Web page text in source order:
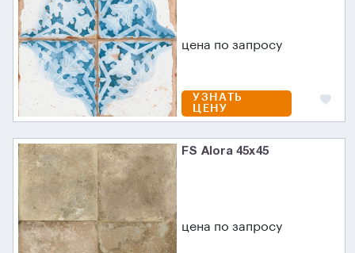
цена по запросу
УЗНАТЬ
ЦЕНУ
FS Alora 45x45
цена по запросу